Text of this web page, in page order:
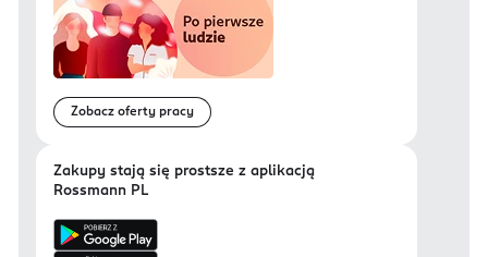
Zobacz oferty pracy
Zakupy stają się prostsze z aplikacją
Rossmann PL